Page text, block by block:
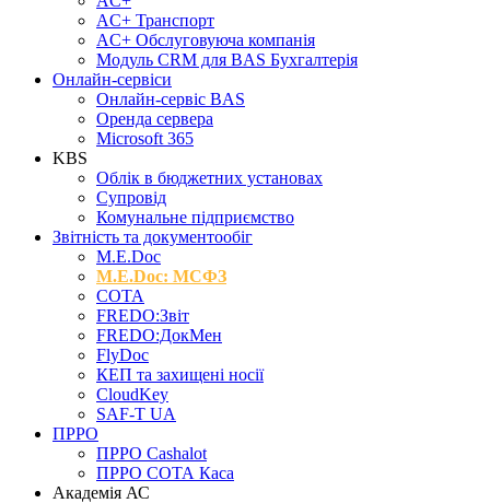
AC+ Транспорт
AC+ Обслуговуюча компанія
Модуль CRM для BAS Бухгалтерія
Онлайн-сервіси
Онлайн-сервіс BAS
Оренда сервера
Microsoft 365
KBS
Облік в бюджетних установах
Супровід
Комунальне підприємство
Звітність та документообіг
M.Е.Doc
M.E.Doc: МСФЗ
СОТА
FREDO:Звіт
FREDO:ДокМен
FlyDoc
КЕП та захищені носії
CloudKey
SAF-T UA
ПРРО
ПРРО Cashalot
ПРРО СОТА Каса
Академія АС